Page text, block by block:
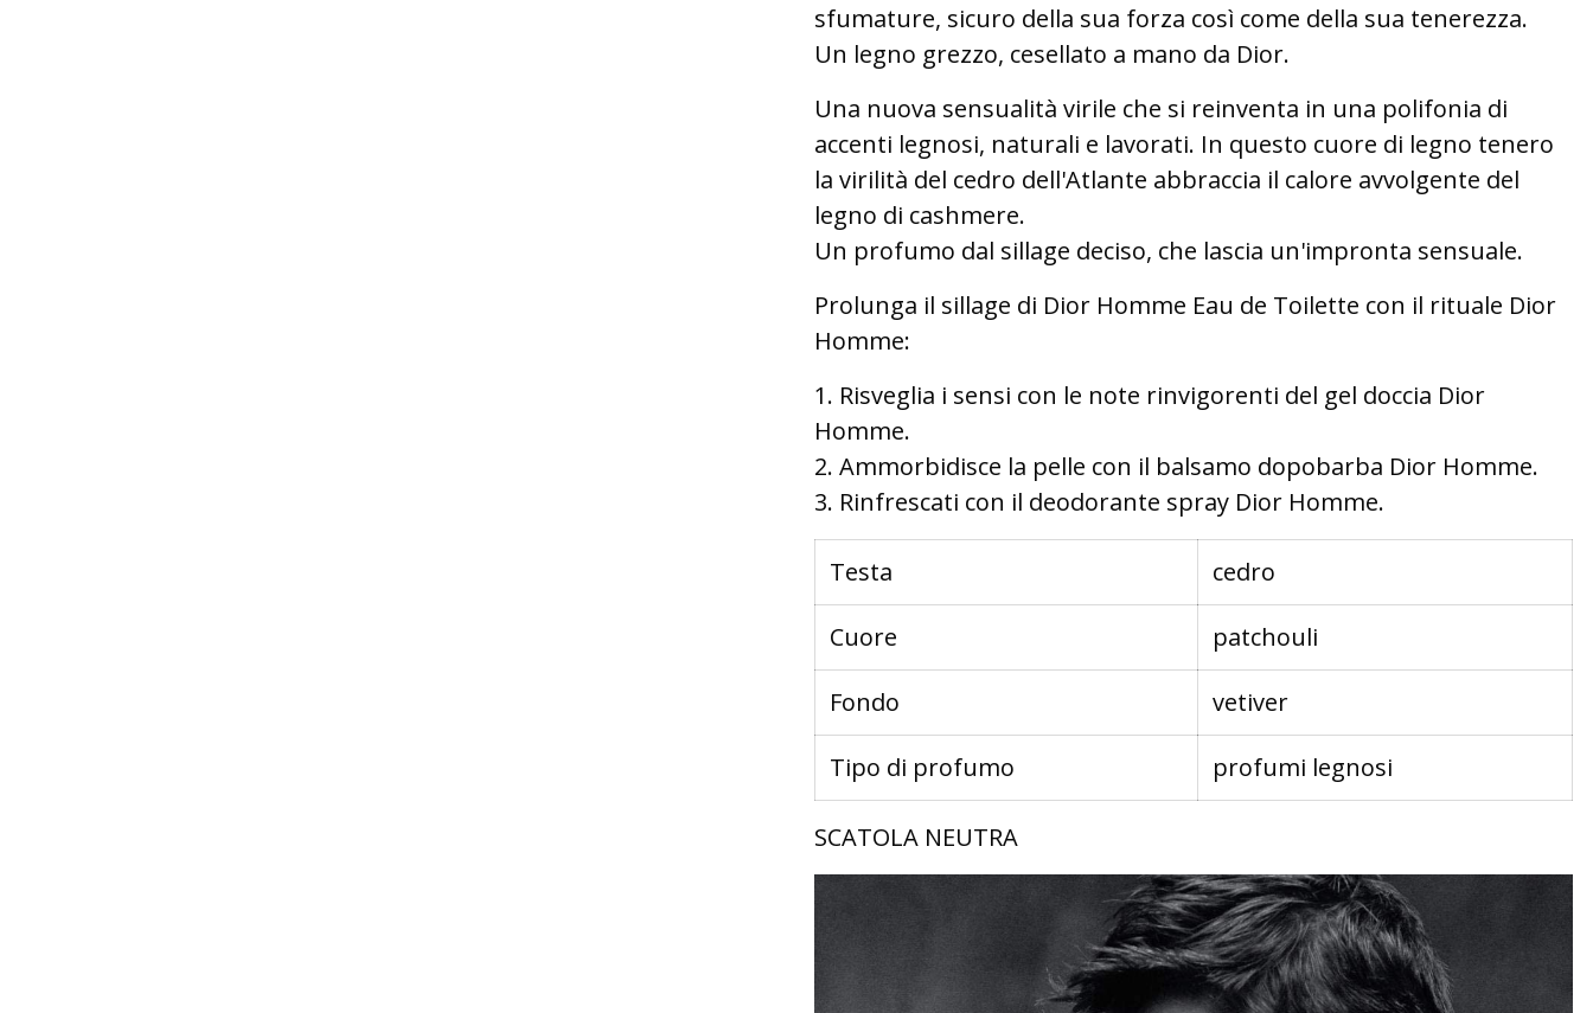
sfumature, sicuro della sua forza così come della sua tenerezza.
Un legno grezzo, cesellato a mano da Dior.
Una nuova sensualità virile che si reinventa in una polifonia di
accenti legnosi, naturali e lavorati. In questo cuore di legno tenero
la virilità del cedro dell'Atlante abbraccia il calore avvolgente del
legno di cashmere.
Un profumo dal sillage deciso, che lascia un'impronta sensuale.
Prolunga il sillage di Dior Homme Eau de Toilette con il rituale Dior
Homme:
1. Risveglia i sensi con le note rinvigorenti del gel doccia Dior
Homme.
2. Ammorbidisce la pelle con il balsamo dopobarba Dior Homme.
3. Rinfrescati con il deodorante spray Dior Homme.
Testa cedro
Cuore patchouli
Fondo vetiver
Tipo di profumo profumi legnosi
SCATOLA NEUTRA